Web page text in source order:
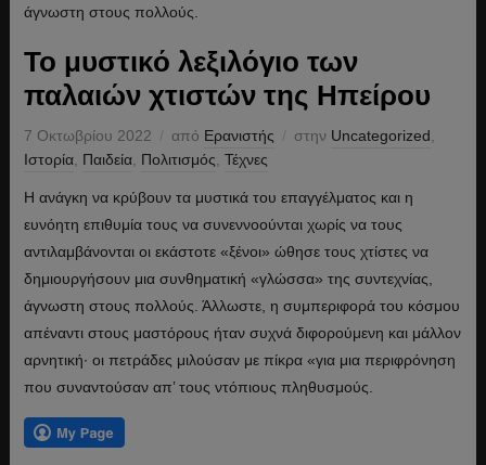
Το μυστικό λεξιλόγιο των
παλαιών χτιστών της Ηπείρου
7 Οκτωβρίου 2022 από Ερανιστής στην Uncategorized
Ιστορία, Παιδεία, Πολιτισμός Τέχνες
Η ανάγκη να κρύβουν τα μυστικά του επαγγέλματος και η
ευνόητη επιθυμία τους να συνεννοούνται χωρίς να τους
αντιλαμβάνονται οι εκάστοτε «ξένοι» ώθησε τους χτίστες να
δημιουργήσουν μια συνθηματική «γλώσσα» της συντεχνίας,
άγνωστη στους πολλούς. Άλλωστε, η συμπεριφορά του κόσμου
απέναντι στους μαστόρους ήταν συχνά διφορούμενη και μάλλον
αρνητική· οι πετράδες μιλούσαν με πίκρα «για μια περιφρόνηση
που συναντούσαν απ’ τους ντόπιους πληθυσμούς.